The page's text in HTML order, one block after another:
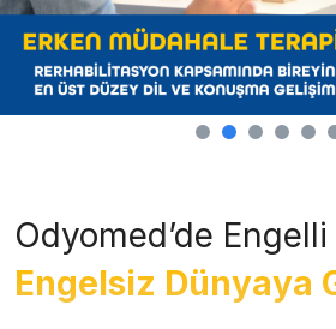
Odyomed’de
Engelsiz Dünyaya